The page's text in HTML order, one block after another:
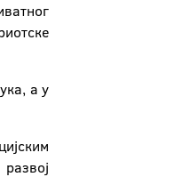
а у